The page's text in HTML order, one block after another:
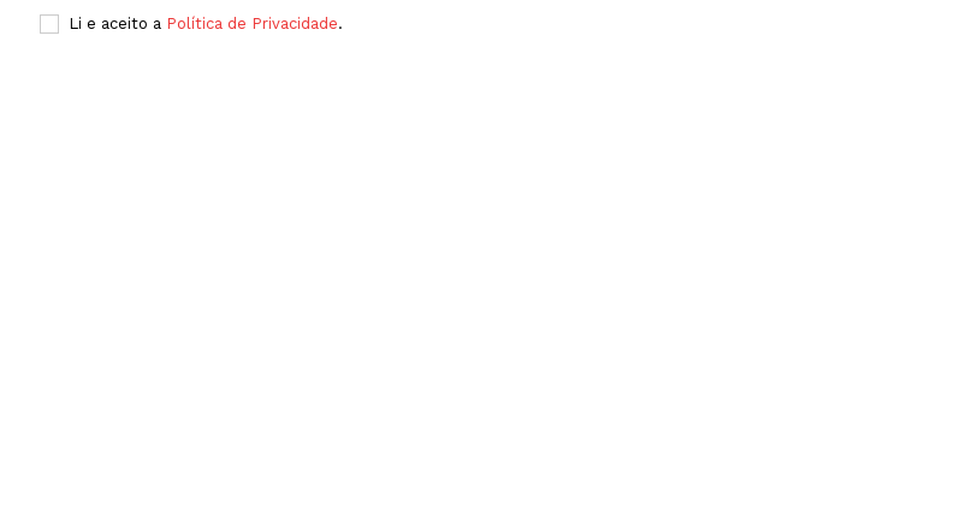
Li e aceito a Política de Privacidade.